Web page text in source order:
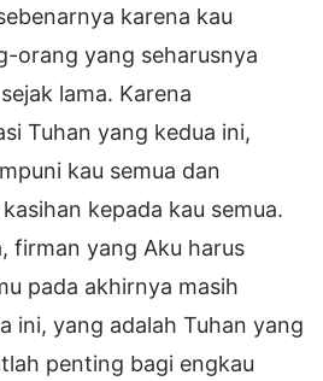
karena kau
orang yang seharusnya
lama. Karena
Tuhan yang kedua ini,
kau semua dan
kepada kau semua.
firman yang Aku harus
pada akhirnya masih
ini, yang adalah Tuhan yang
penting bagi engkau